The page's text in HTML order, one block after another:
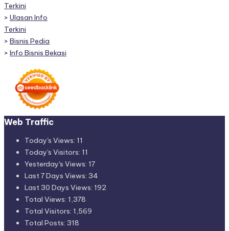
Terkini
> Ulasan Info
Terkini
> Bisnis Pedia
> Info Bisnis Bekasi
Web Traffic
Today's Views: 11
Today's Visitors: 11
Yesterday's Views: 17
Last 7 Days Views: 34
Last 30 Days Views: 192
Total Views: 1,378
Total Visitors: 1,569
Total Posts: 318